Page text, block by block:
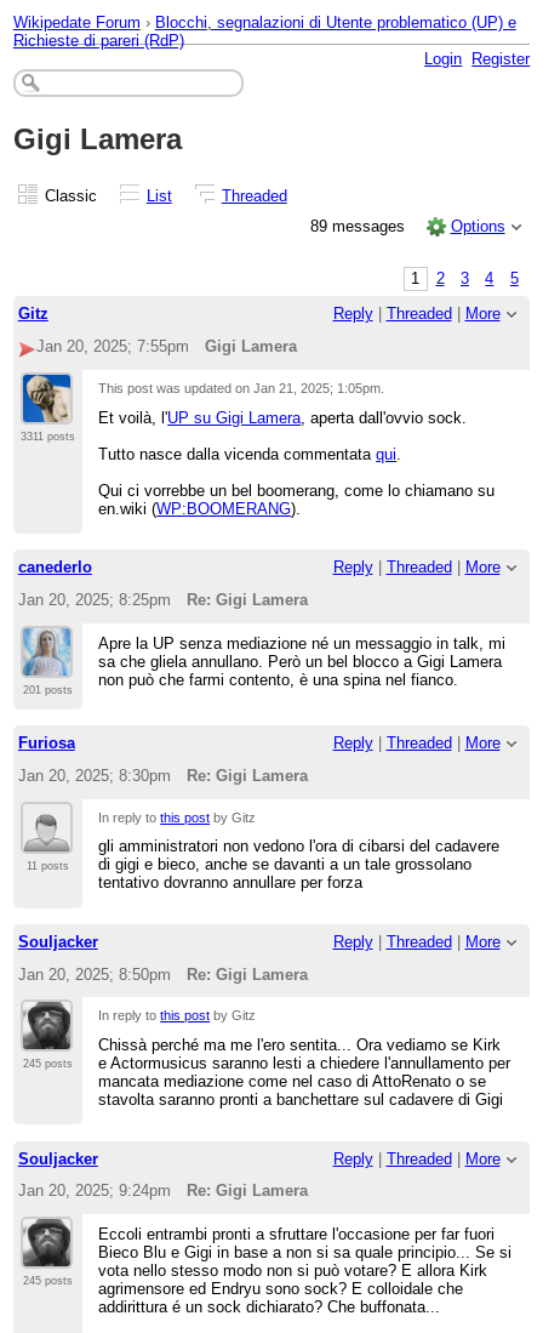
Wikipedate Forum › Blocchi, segnalazioni di Utente problematico (UP) e
Richieste di pareri (RdP)
Login
Register
Gigi Lamera
Classic List
Threaded
89 messages
Options
1 2 3 4
5
Gitz
Reply| Threaded
More
Jan 20, 2025; 7:55pm
Gigi Lamera
3311 posts
This post was updated onJan 21, 2025; 1:05pm
Et voilà, l'UP su Gigi Lamera , aperta dall'ovvio sock.
Tutto nasce dalla vicenda commentataqui
Qui ci vorrebbe un bel boomerang, come lo chiamano su
en.wiki (WP:BOOMERANG).
canederlo Reply| Threaded
More
Jan 20, 2025; 8:25pm
Re: Gigi Lamera
201 posts
Apre la UP senza mediazione né un messaggio in talk, mi
sa che gliela annullano. Però un bel blocco a Gigi Lamera
non può che farmi contento, è una spina nel fianco.
Furiosa Reply| Threaded
More
Jan 20, 2025; 8:30pm
Re: Gigi Lamera
11 posts
In reply tothis post by Gitz
gli amministratori non vedono l'ora di cibarsi del cadavere
di gigi e bieco, anche se davanti a un tale grossolano
tentativo dovranno annullare per forza
Souljacker Reply| Threaded | More
Jan 20, 2025; 8:50pm
Re: Gigi Lamera
245 posts
In reply tothis post by Gitz
Chissà perché ma me l'ero sentita... Ora vediamo se Kirk
e Actormusicus saranno lesti a chiedere l'annullamento per
mancata mediazione come nel caso di AttoRenato o se
stavolta saranno pronti a banchettare sul cadavere di Gigi
Souljacker Reply| Threaded | More
Jan 20, 2025; 9:24pm
Re: Gigi Lamera
245 posts
Eccoli entrambi pronti a sfruttare l'occasione per far fuori
Bieco Blu e Gigi in base a non si sa quale principio... Se si
vota nello stesso modo non si può votare? E allora Kirk
agrimensore ed Endryu sono sock? E colloidale che
addirittura é un sock dichiarato? Che buffonata...